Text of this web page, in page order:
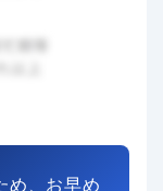
め、お早め